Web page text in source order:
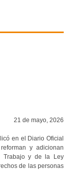
21 de mayo, 2026
en el Diario Oficial
y adicionan
Trabajo y de la Ley
de las personas